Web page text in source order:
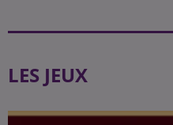
LES JEUX